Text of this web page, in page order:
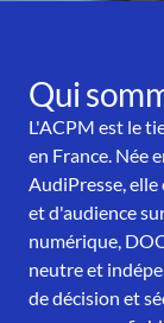
Qui
L'ACPM est le
en France. Née
AudiPresse,
et d'audience
numérique,
neutre et
de décision et